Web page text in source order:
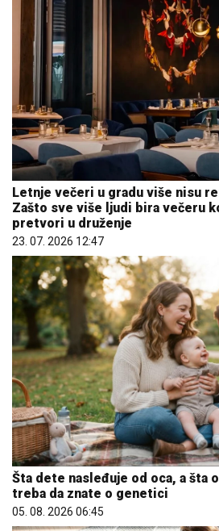
Letnje večeri u gradu više nisu
Zašto sve više ljudi bira večeru
pretvori u druženje
23. 07. 2026 12:47
Šta dete nasleđuje od oca, a šta
treba da znate o genetici
05. 08. 2026 06:45